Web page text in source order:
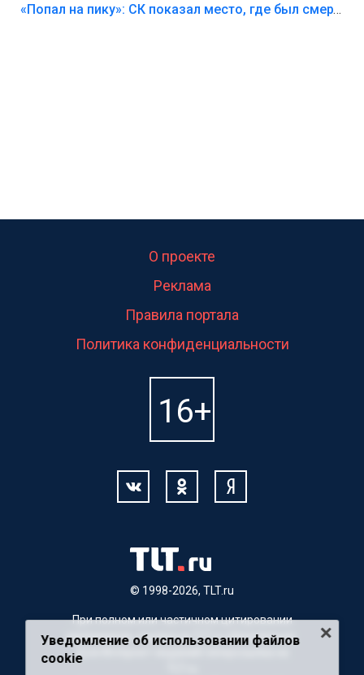
Лезть через такой забор,верх безумия,есть же
«Попал на пику»: СК показал место, где был смертельно травмирован ребенок в Тольятти
© 1998-2026, TLT.ru
О проекте
Реклама
Правила портала
Политика конфиденциальности
При полном или частичном цитировании
материалов, ссылка на TLT.ru обязательна.
Уведомление об использовании файлов
cookie